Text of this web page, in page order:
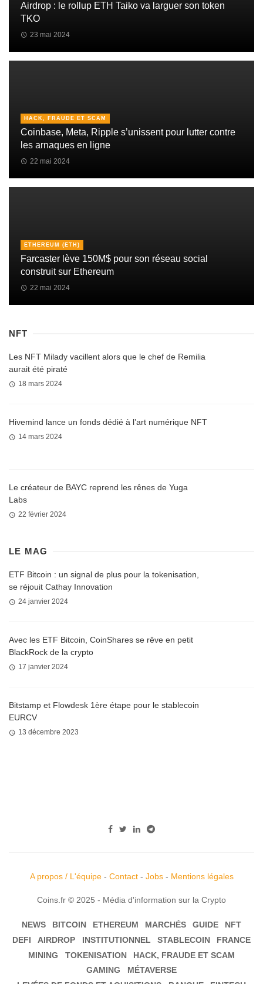
Airdrop : le rollup ETH Taiko va larguer son token
TKO
23 mai 2024
HACK, FRAUDE ET SCAM
Coinbase, Meta, Ripple s’unissent pour lutter contre
les arnaques en ligne
22 mai 2024
ETHEREUM (ETH)
Farcaster lève 150M$ pour son réseau social
construit sur Ethereum
22 mai 2024
NFT
Les NFT Milady vacillent alors que le chef de Remilia
aurait été piraté
18 mars 2024
Hivemind lance un fonds dédié à l’art numérique NFT
14 mars 2024
Le créateur de BAYC reprend les rênes de Yuga
Labs
22 février 2024
LE MAG
ETF Bitcoin : un signal de plus pour la tokenisation,
se réjouit Cathay Innovation
24 janvier 2024
Avec les ETF Bitcoin, CoinShares se rêve en petit
BlackRock de la crypto
17 janvier 2024
Bitstamp et Flowdesk 1ère étape pour le stablecoin
EURCV
13 décembre 2023
A propos / L'équipe- Contact- Jobs- Mentions légales
Coins.fr © 2025 - Média d'information sur la Crypto
NEWS BITCOIN ETHEREUM MARCHÉS GUIDE
NFT
DEFI
AIRDROP INSTITUTIONNEL STABLECOIN
FRANCE
MINING
TOKENISATION
HACK, FRAUDE ET SCAM
GAMING
MÉTAVERSE